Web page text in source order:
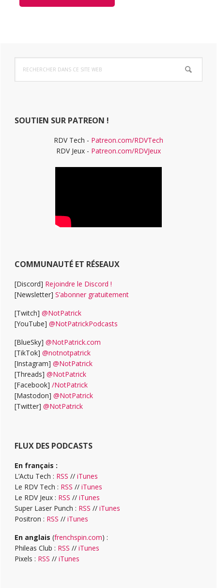
Barre
latérale
dans
ce
SOUTIEN SUR PATREON !
RDV Tech - Patreon.com/RDVTech
RDV Jeux - Patreon.com/RDVJeux
COMMUNAUTÉ ET RÉSEAUX
[Discord] Rejoindre le Discord !
[Newsletter] S’abonner gratuitement
[Twitch] @NotPatrick
[YouTube] @NotPatrickPodcasts
[BlueSky] @NotPatrick.com
[TikTok] @notnotpatrick
[Instagram] @NotPatrick
[Threads] @NotPatrick
[Facebook] /NotPatrick
[Mastodon] @NotPatrick
[Twitter] @NotPatrick
FLUX DES PODCASTS
En français :
L’Actu Tech : RSS // iTunes
Le RDV Tech : RSS // iTunes
Le RDV Jeux : RSS // iTunes
Super Laser Punch : RSS // iTunes
Positron : RSS // iTunes
En anglais (frenchspin.com) :
Phileas Club : RSS // iTunes
Pixels : RSS // iTunes